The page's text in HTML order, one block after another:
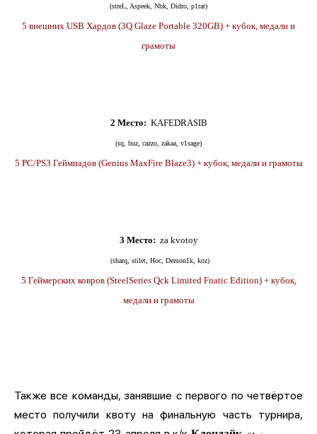
(streL, Aspeek, Nbk, Didro, p1rat)
5 внешних USB Хардов (3Q Glaze Portable 320GB) + кубок, медали и
грамоты
2 Место: KAFEDRASIB
(sq, buz, cazzo, zakaa, v1sage)
5 PC/PS3 Геймпадов (Genius MaxFire Blaze3) + кубок, медали и грамоты
3 Место: za kvotoy
(sharq, stilet, Hoc, Demon1k, koz)
5 Геймерских ковров (SteelSeries Qck Limited Fnatic Edition) + кубок,
медали и грамоты
Также все команды, занявшие с первого по четвёртое
место получили квоту на финальную часть турнира,